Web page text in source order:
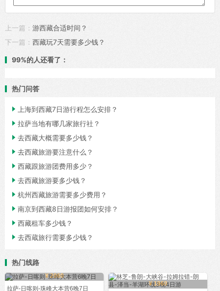
上一篇： 游西藏合适时间？
下一篇： 西藏玩7天需要多少钱？
99%的人还看了：
热门问答
 上海到西藏7日游行程怎么安排？
 拉萨当地有哪几家旅行社？
 去西藏大概需要多少钱？
 去西藏旅游要注意什么？
 西藏跟旅游团费用多少？
 去西藏旅游要多少钱？
 杭州西藏旅游需要多少费用？
 南京到西藏8日游报团如何安排？
 西藏租车多少钱？
 去西蔵旅行需要多少钱？
热门线路
¥ 2060
拉萨-日喀则-珠峰大本营6晚7日
¥ 1960